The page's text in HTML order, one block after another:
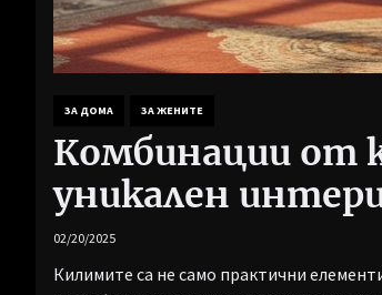
ЗА ДОМА ЗА ЖЕНИТЕ
Комбинации от
уникален
02/20/2025
Килимите са не само практични